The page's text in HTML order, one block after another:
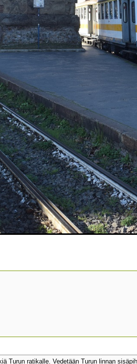
Turun ratikalle. Vedetään Turun linnan